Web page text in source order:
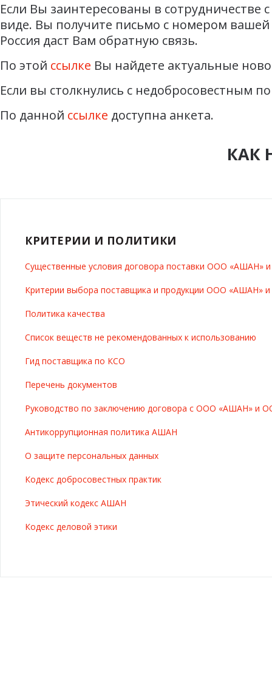
Если Вы заинтересованы в сотрудничестве
виде. Вы получите письмо с номером
Россия даст Вам обратную связь.
По этой ссылке Вы найдете актуальные
Если вы столкнулись с недобросовестным
По данной ссылке доступна анкета.
КАК
КРИТЕРИИ И ПОЛИТИКИ
Существенные условия договора поставки ООО «АШАН»
Критерии выбора поставщика и продукции ООО «АШАН»
Политика качества
Список веществ не рекомендованных к использованию
Гид поставщика по КСО
Перечень документов
Руководство по заключению договора с ООО «АШАН» и
Антикоррупционная политика АШАН
О защите персональных данных
Кодекс добросовестных практик
Этический кодекс АШАН
Кодекс деловой этики